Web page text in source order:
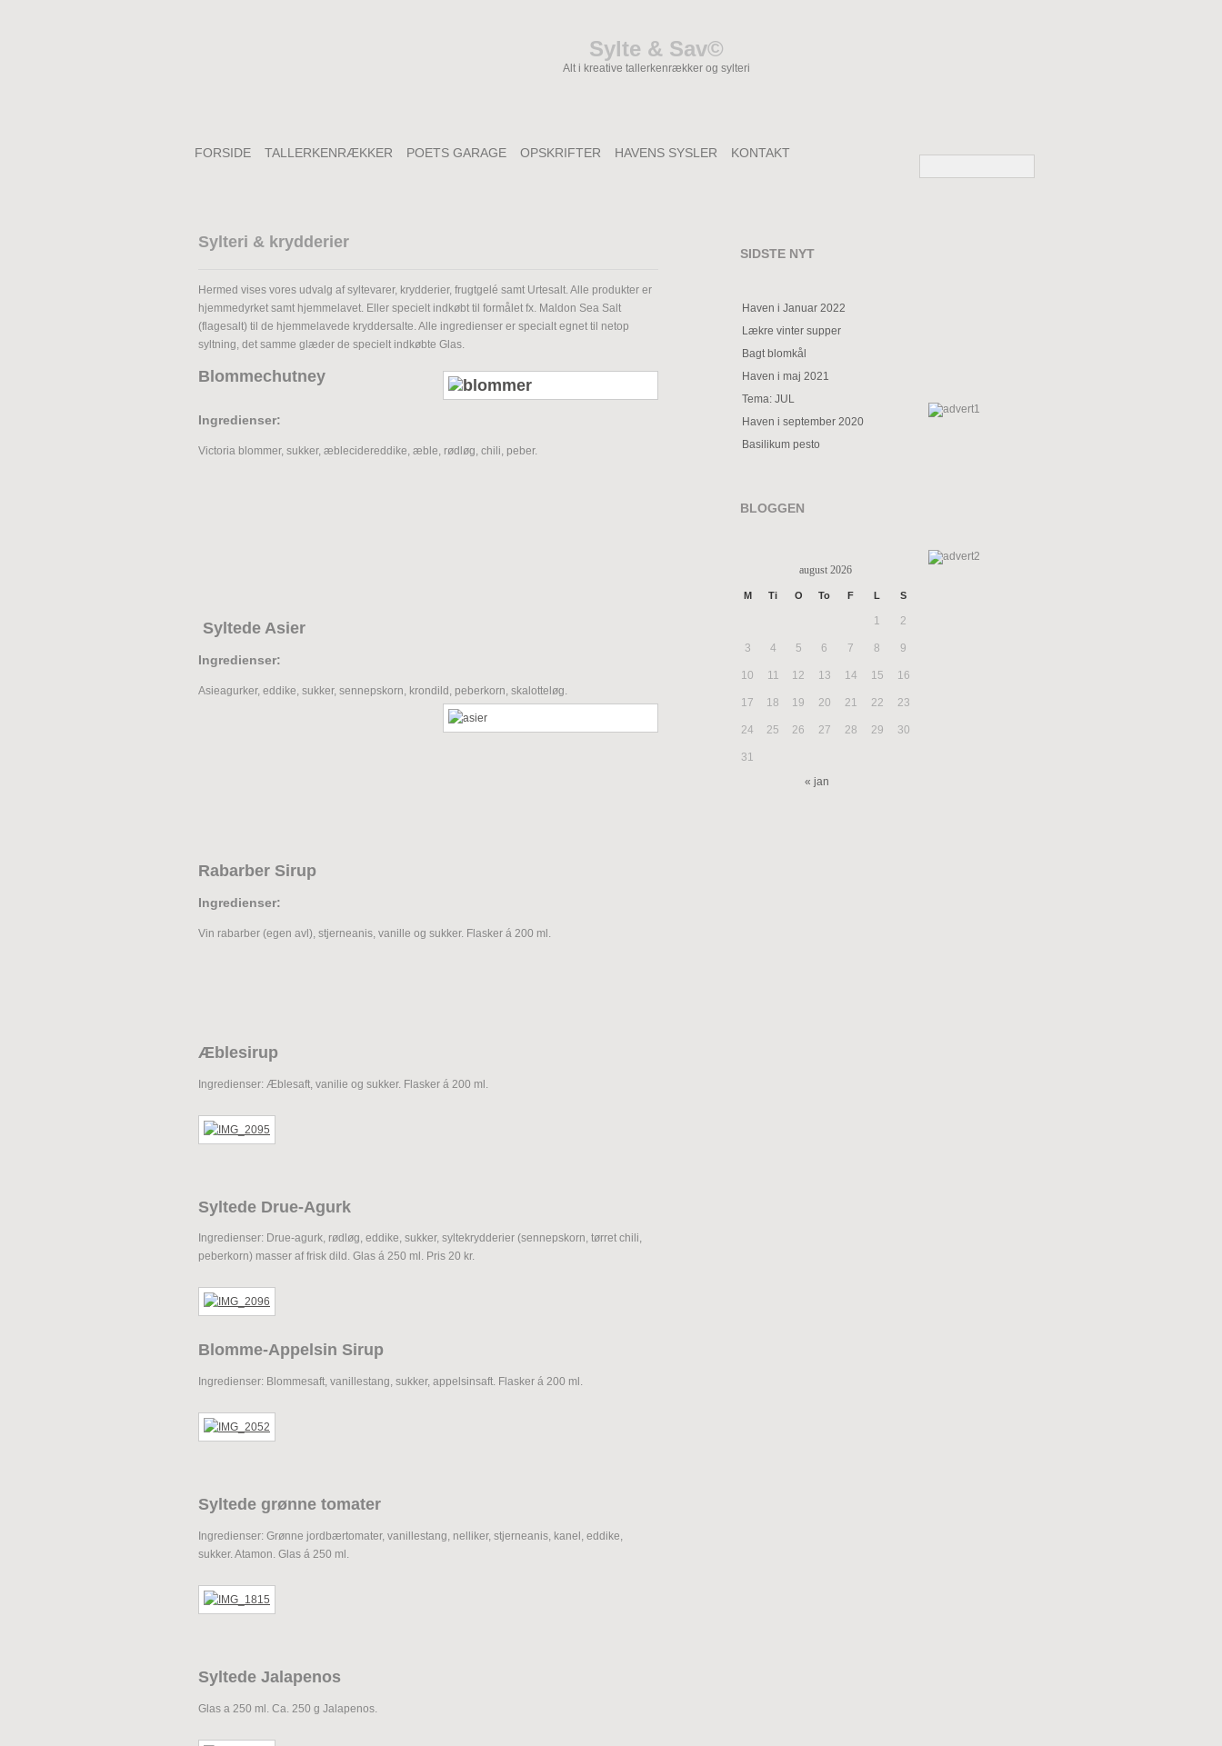
Sylte & Sav©
Alt i kreative tallerkenrækker og sylteri
FORSIDE TALLERKENRÆKKER POETS GARAGE OPSKRIFTER HAVENS SYSLER KONTAKT
Sylteri & krydderier
Hermed vises vores udvalg af syltevarer, krydderier, frugtgelé samt Urtesalt. Alle produkter er
hjemmedyrket samt hjemmelavet. Eller specielt indkøbt til formålet fx. Maldon Sea Salt
(flagesalt) til de hjemmelavede kryddersalte. Alle ingredienser er specialt egnet til netop
syltning, det samme glæder de specielt indkøbte Glas.
Blommechutney
Ingredienser:
Victoria blommer, sukker, æblecidereddike, æble, rødløg, chili, peber.
Syltede Asier
Ingredienser:
Asieagurker, eddike, sukker, sennepskorn, krondild, peberkorn, skalotteløg.
Rabarber Sirup
Ingredienser:
Vin rabarber (egen avl), stjerneanis, vanille og sukker. Flasker á 200 ml.
Æblesirup
Ingredienser: Æblesaft, vanilie og sukker. Flasker á 200 ml.
Syltede Drue-Agurk
Ingredienser: Drue-agurk, rødløg, eddike, sukker, syltekrydderier (sennepskorn, tørret chili,
peberkorn) masser af frisk dild. Glas á 250 ml. Pris 20 kr.
Blomme-Appelsin Sirup
Ingredienser: Blommesaft, vanillestang, sukker, appelsinsaft. Flasker á 200 ml.
Syltede grønne tomater
Ingredienser: Grønne jordbærtomater, vanillestang, nelliker, stjerneanis, kanel, eddike,
sukker. Atamon. Glas á 250 ml.
Syltede Jalapenos
Glas a 250 ml. Ca. 250 g Jalapenos.
SIDSTE NYT
Haven i Januar 2022
Lækre vinter supper
Bagt blomkål
Haven i maj 2021
Tema: JUL
Haven i september 2020
Basilikum pesto
BLOGGEN
august 2026
M Ti O To F L S
1 2
3 4 5 6 7 8 9
10 11 12 13 14 15 16
17 18 19 20 21 22 23
24 25 26 27 28 29 30
31
« jan